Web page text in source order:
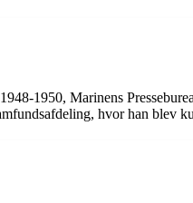
1950, Marinens
hvor han blev